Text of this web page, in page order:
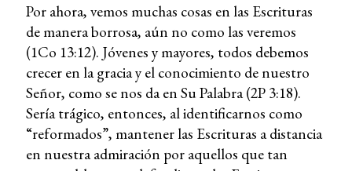
Por ahora, vemos muchas cosas en las Escrituras
de manera borrosa, aún no como las veremos
(1Co 13:12). Jóvenes y mayores, todos debemos
crecer en la gracia y el conocimiento de nuestro
Señor, como se nos da en Su Palabra (2P 3:18).
Sería trágico, entonces, al identificarnos como
“reformados”, mantener las Escrituras a distancia
en nuestra admiración por aquellos que tan